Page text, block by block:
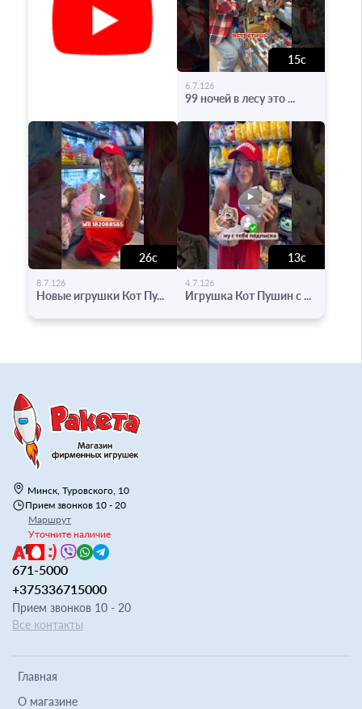
15с
6.7.126
99 ночей в лесу это ...
26с
8.7.126
Новые игрушки Кот Пу...
13с
4.7.126
Игрушка Кот Пушин с ...
Главная
О магазине
Минск, Туровского, 10
Прием звонков 10 - 20
Маршрут
Уточните наличие
671-5000
+375336715000
Прием звонков 10 - 20
Все контакты